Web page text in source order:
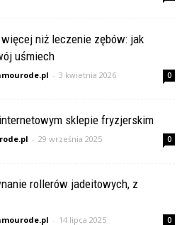
niż leczenie zębów: jak
uśmiech
- 3 kwietnia 2026 0
sklepie fryzjerskim
- 29 września 2025 0
rollerów jadeitowych, z
- 14 lipca 2025 0